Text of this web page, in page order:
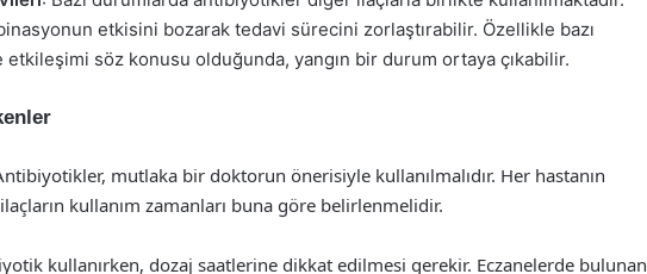
etkisini bozarak tedavi sürecini zorlaştırabilir. Özellikle bazı
söz konusu olduğunda, yangın bir durum ortaya çıkabilir.
mutlaka bir doktorun önerisiyle kullanılmalıdır. Her hastanın
kullanım zamanları buna göre belirlenmelidir.
kullanırken, dozaj saatlerine dikkat edilmesi gerekir. Eczanelerde bulunan